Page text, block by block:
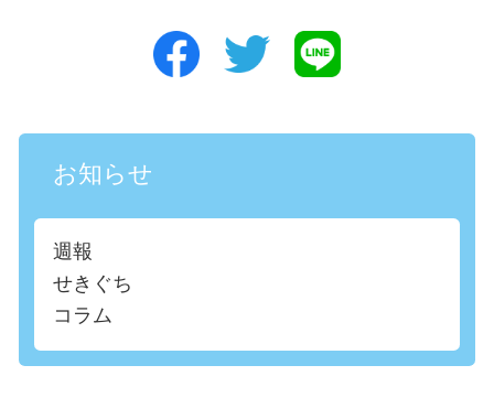
お知らせ
週報
せきぐち
コラム